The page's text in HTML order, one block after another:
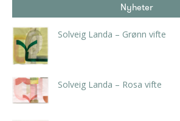
Nyheter
Solveig Landa – Grønn vifte
Solveig Landa – Rosa vifte